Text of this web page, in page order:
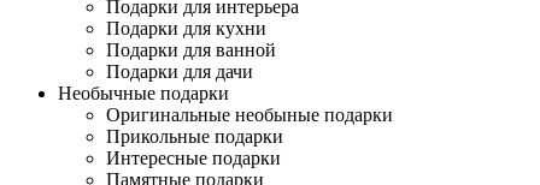
Подарки для интерьера
Подарки для кухни
Подарки для ванной
Подарки для дачи
Необычные подарки
Оригинальные необыные подарки
Прикольные подарки
Интересные подарки
Памятные подарки